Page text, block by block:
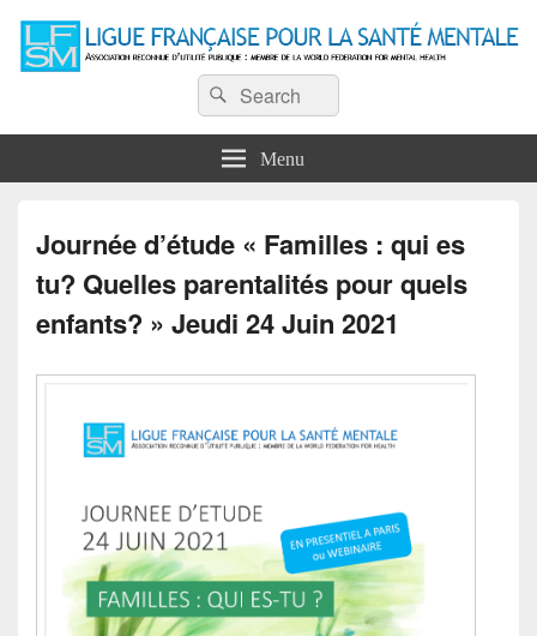
Ligue Française pour la Santé
Mentale
Association reconnue d'utilité publique : Membre de la World Federation for
Mental Health
Recherche :
Rechercher
Menu
Journée d’étude « Familles : qui es
tu? Quelles parentalités pour quels
enfants? » Jeudi 24 Juin 2021